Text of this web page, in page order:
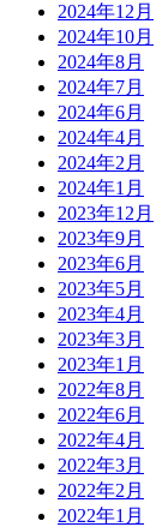
2024年12月
2024年10月
2024年8月
2024年7月
2024年6月
2024年4月
2024年2月
2024年1月
2023年12月
2023年9月
2023年6月
2023年5月
2023年4月
2023年3月
2023年1月
2022年8月
2022年6月
2022年4月
2022年3月
2022年2月
2022年1月